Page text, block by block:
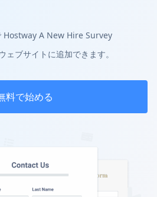
Hostway A New Hire Survey
ブサイトに追加できます。
料で始める